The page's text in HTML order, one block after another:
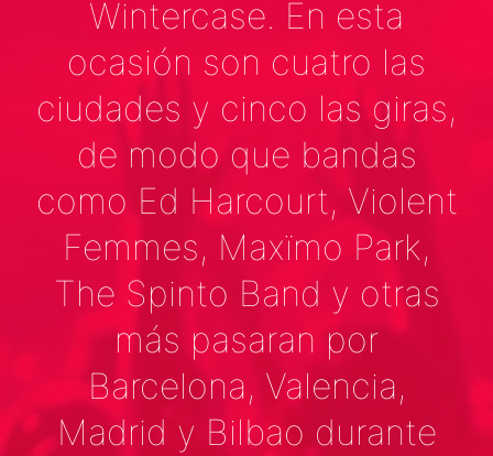
Wintercase. En esta
ocasión son cuatro las
ciudades y cinco las giras,
de modo que bandas
como Ed Harcourt, Violent
Femmes, Maxïmo Park,
The Spinto Band y otras
más pasaran por
Barcelona, Valencia,
Madrid y Bilbao durante